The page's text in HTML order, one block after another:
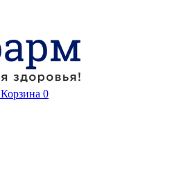
Корзина 0